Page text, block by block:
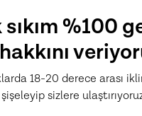
%100
18-20 derece arası
sizlere